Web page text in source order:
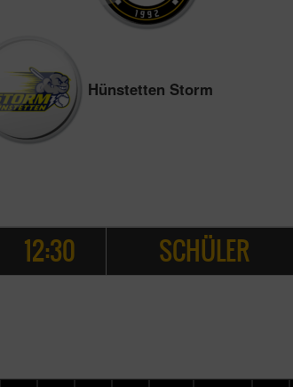
Hünstetten Storm
12:30 SCHÜLER